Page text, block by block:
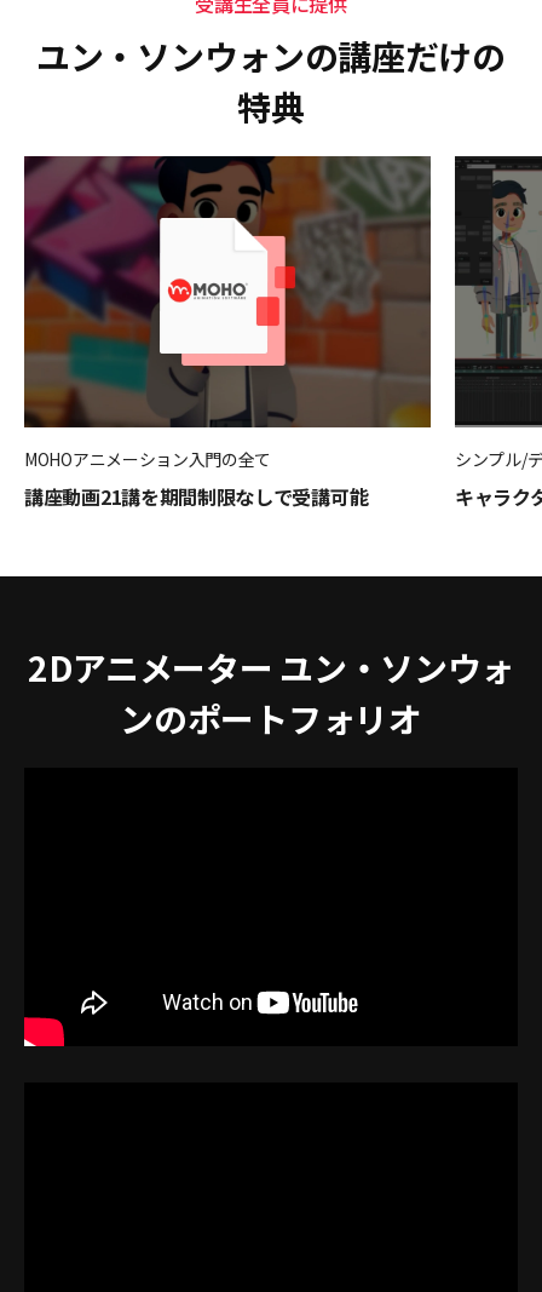
ユン・ソンウォンの講座だけの
特典
MOHOアニメーション入門の全て
講座動画21講を期間制限なしで受講可能
シンプル/
キャラク
2Dアニメーター ユン・ソンウォ
ンのポートフォリオ